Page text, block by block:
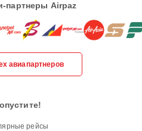
партнеры Airpaz
авиапартнеров
рейсы